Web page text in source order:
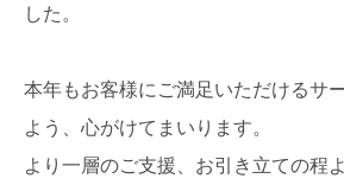
した。
本年もお客様にご満足いただけるサ
よう、心がけてまいります。
より一層のご支援、お引き立ての程